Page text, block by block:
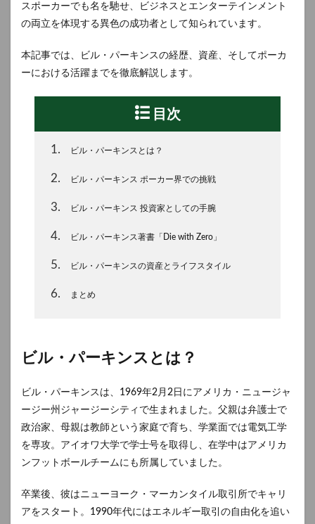
スポーカーでも名を馳せ、ビジネスとエンターテインメント
の両立を体現する異色の成功者として知られています。
本記事では、ビル・パーキンスの経歴、資産、そしてポーカ
ーにおける活躍までを徹底解説します。
目次
1 ビル・パーキンスとは？
2 ビル・パーキンス ポーカー界での挑戦
3 ビル・パーキンス 投資家としての手腕
4 ビル・パーキンス著書「Die with Zero」
5 ビル・パーキンスの資産とライフスタイル
6 まとめ
ビル・パーキンスとは？
ビル・パーキンスは、1969年2月2日にアメリカ・ニュージャ
ージー州ジャージーシティで生まれました。父親は弁護士で
政治家、母親は教師という家庭で育ち、学業面では電気工学
を専攻。アイオワ大学で学士号を取得し、在学中はアメリカ
ンフットボールチームにも所属していました。
卒業後、彼はニューヨーク・マーカンタイル取引所でキャリ
アをスタート。1990年代にはエネルギー取引の自由化を追い